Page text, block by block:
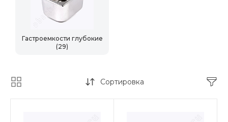
Гастроемкости глубокие
(29)
Сортировка